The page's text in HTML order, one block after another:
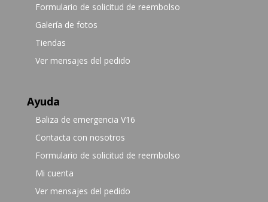
Formulario de solicitud de reembolso
Galería de fotos
Tiendas
Ver mensajes del pedido
Ayuda
Baliza de emergencia V16
Contacta con nosotros
Formulario de solicitud de reembolso
Mi cuenta
Ver mensajes del pedido